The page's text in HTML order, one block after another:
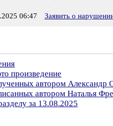
06:47 Заявить о
произведение
автором Александр
автором Наталья
за 13.08.2025